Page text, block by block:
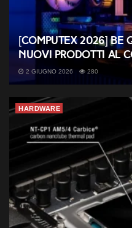
[COMPUTEX 2026]
nuovi prodotti al
2 GIUGNO 2026 280
HARDWARE